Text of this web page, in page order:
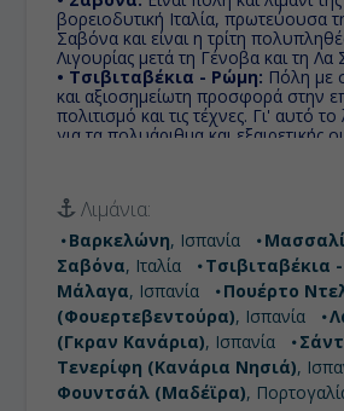
βορειοδυτική Ιταλία, πρωτεύουσα
Σαβόνα και είναι η τρίτη
Λιγουρίας μετά τη Γένοβα και τη Λα
• Τσιβιταβέκια - Ρώμη: Πόλη με
και αξιοσημείωτη προσφορά στην
πολιτισμό και τις τέχνες. Γι' αυτό
για τα πολυάριθμα και εξαιρετικής
της, της έχει αποδοθεί η
• Μάλαγα:
και αποτελεί διάσημο τουριστικό
Ευρωπαίων.
• Πουέρτο Ντελ Ροζάριο
Αρχικά γνωστό ως Puerto de las
Αιγών), το Πουέρτο Ντελ Ροσάριο
πολιτικής σημασίας στο νησί, ζώντας
αρχαίας πρωτεύουσας της
• Λας Πάλμας (Γκραν Κανάρια):
τον ήλιο και τη θάλασσα σε μια απ’
παραλίες εντός σχεδίου πόλεως που
χιλιόμετρα και προσφέρει πολλές
Λιμάνια:
Βαρκελώνη, Ισπανία
Σαβόνα, Ιταλία Τσιβιταβέκια
Μάλαγα, Ισπανία
Πουέρτο
(Φουερτεβεντούρα), Ισπανία
(Γκραν Κανάρια), Ισπανία
Τενερίφη (Κανάρια Νησιά),
Φουντσάλ (Μαδέϊρα),